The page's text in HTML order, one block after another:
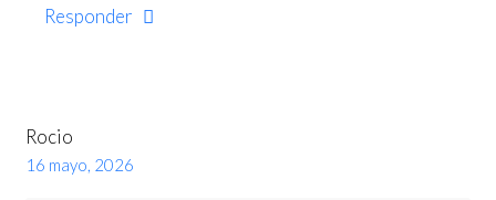
Responder
Rocio
16 mayo, 2026